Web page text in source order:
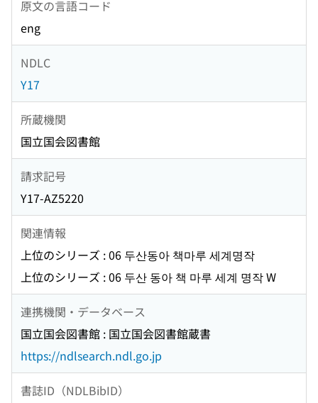
原文の言語コード
eng
NDLC
Y17
所蔵機関
国立国会図書館
請求記号
Y17-AZ5220
関連情報
上位のシリーズ : 06 두산동아 책마루 세계명작
上位のシリーズ : 06 두산 동아 책 마루 세계 명작 W
連携機関・データベース
国立国会図書館 : 国立国会図書館蔵書
https://ndlsearch.ndl.go.jp
書誌ID（NDLBibID）